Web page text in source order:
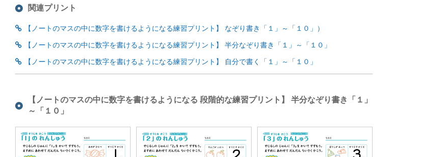
関連プリント
【ノートのマスの中に数字を書けるようになる練習プリント】 なぞり書き「１」～「１０」）
【ノートのマスの中に数字を書けるようになる練習プリント】 半分なぞり書き「１」～「１０」
【ノートのマスの中に数字を書けるようになる練習プリント】 自分で書く「１」～「１０」
【ノートのマスの中に数字を書けるようになる 段階的な練習プリント】 半分なぞり書き「１」
～「１０」